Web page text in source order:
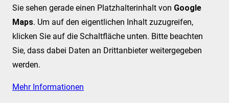
Sie sehen gerade einen Platzhalterinhalt von Google
Maps. Um auf den eigentlichen Inhalt zuzugreifen,
klicken Sie auf die Schaltfläche unten. Bitte beachten
Sie, dass dabei Daten an Drittanbieter weitergegeben
werden.
Mehr Informationen